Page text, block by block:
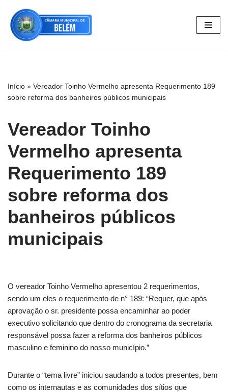
Pular
para
Início » Vereador Toinho Vermelho apresenta Requerimento 189
sobre reforma dos banheiros públicos municipais
Vereador Toinho
Vermelho apresenta
Requerimento 189
sobre reforma dos
banheiros públicos
municipais
O vereador Toinho Vermelho apresentou 2 requerimentos,
sendo um eles o requerimento de n° 189: “Requer, que após
aprovação o sr. presidente possa encaminhar ao poder
executivo solicitando que dentro do cronograma da secretaria
responsável possa fazer a reforma dos banheiros públicos
masculino e feminino do nosso município.”
Durante o “tema livre” iniciou saudando a todos presentes, bem
como os internautas e as comunidades dos sítios que